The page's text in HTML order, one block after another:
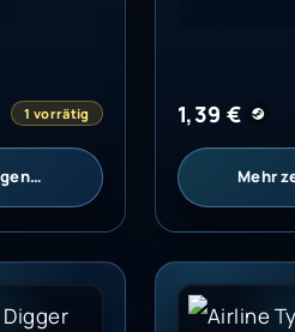
1 vorrätig 1,39€
Mehr
Simulator Steam Key
Airline